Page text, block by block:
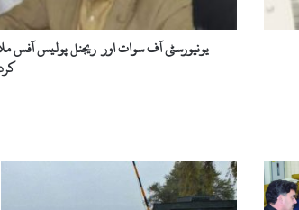
مفاہمت
یاداشتیونیورسٹی آف سوات اور ریجنل پولیس آفس